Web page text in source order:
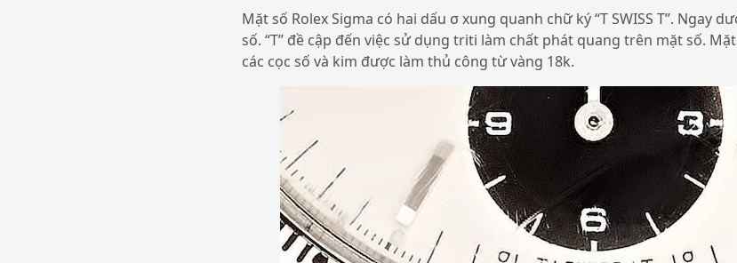
Mặt số Rolex Sigma có hai dấu σ xung quanh chữ ký “T SWISS T”. Ngay
số. “T” đề cập đến việc sử dụng triti làm chất phát quang trên mặt số.
các cọc số và kim được làm thủ công từ vàng 18k.